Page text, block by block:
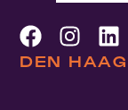
DEN HAAG